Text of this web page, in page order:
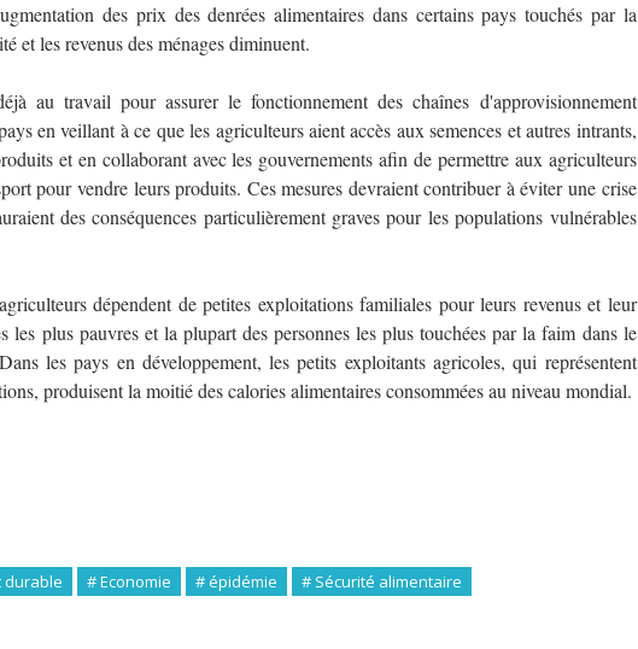
des prix des denrées alimentaires dans certains pays touchés par la
et les revenus des ménages diminuent.
au travail pour assurer le fonctionnement des chaînes d'approvisionnement
en veillant à ce que les agriculteurs aient accès aux semences et autres intrants,
et en collaborant avec les gouvernements afin de permettre aux agriculteurs
pour vendre leurs produits. Ces mesures devraient contribuer à éviter une crise
des conséquences particulièrement graves pour les populations vulnérables
dépendent de petites exploitations familiales pour leurs revenus et leur
les plus pauvres et la plupart des personnes les plus touchées par la faim dans le
les pays en développement, les petits exploitants agricoles, qui représentent
produisent la moitié des calories alimentaires consommées au niveau mondial.
durable # Economie # épidémie # Sécurité alimentaire